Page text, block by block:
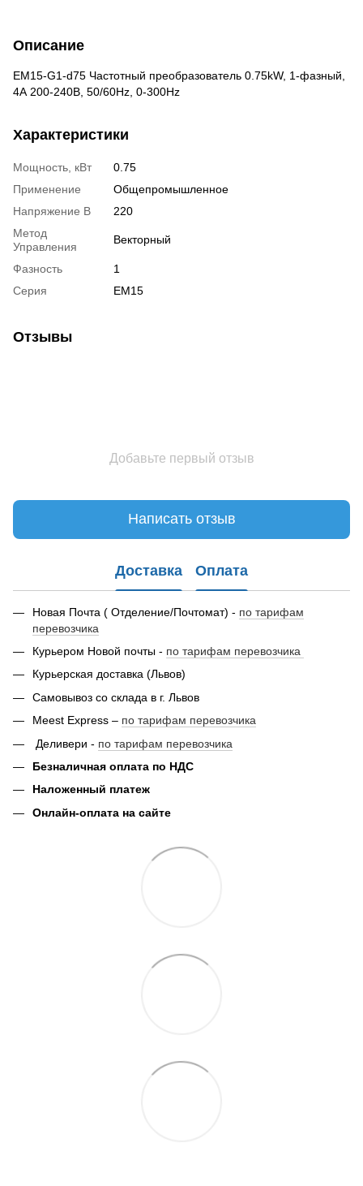
Описание
EM15-G1-d75 Частотный преобразователь 0.75kW, 1-фазный,
4А 200-240В, 50/60Hz, 0-300Hz
Характеристики
Мощность, кВт
0.75
Применение
Общепромышленное
Напряжение В
220
Метод
Управления
Векторный
Фазность
1
Серия
EM15
Отзывы
Добавьте первый отзыв
Написать отзыв
Доставка Оплата
Новая Почта ( Отделение/Почтомат) - по тарифам
перевозчика
Курьером Новой почты - по тарифам перевозчика
Курьерская доставка (Львов)
Самовывоз со склада в г. Львов
Meest Express – по тарифам перевозчика
Деливери - по тарифам перевозчика
Безналичная оплата по НДС
Наложенный платеж
Онлайн-оплата на сайте